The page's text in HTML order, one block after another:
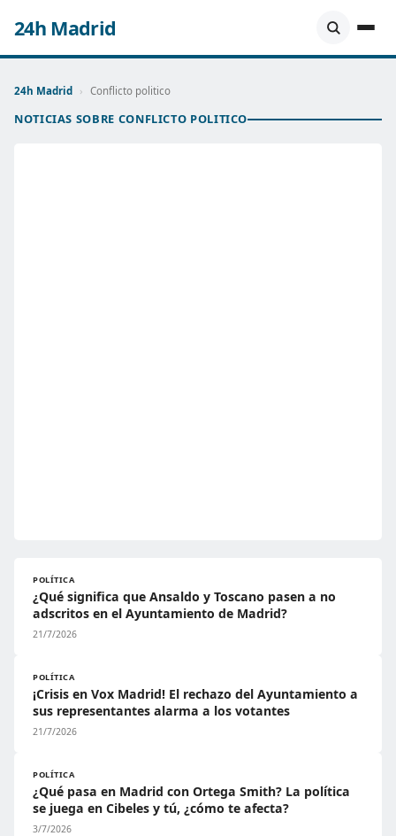
24h Madrid
24h Madrid › Conflicto politico
NOTICIAS SOBRE CONFLICTO POLITICO
POLÍTICA
¿Qué significa que Ansaldo y Toscano pasen a no
adscritos en el Ayuntamiento de Madrid?
21/7/2026
POLÍTICA
¡Crisis en Vox Madrid! El rechazo del Ayuntamiento a
sus representantes alarma a los votantes
21/7/2026
POLÍTICA
¿Qué pasa en Madrid con Ortega Smith? La política
se juega en Cibeles y tú, ¿cómo te afecta?
3/7/2026